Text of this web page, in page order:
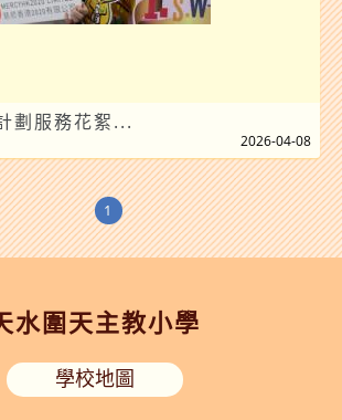
劃服務花絮...
2026-04-08
1
水圍天主教小學
學校地圖